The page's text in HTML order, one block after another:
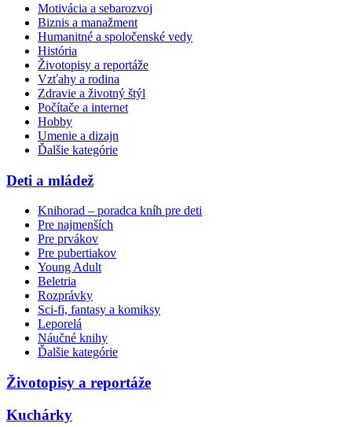
Motivácia a sebarozvoj
Biznis a manažment
Humanitné a spoločenské vedy
História
Životopisy a reportáže
Vzťahy a rodina
Zdravie a životný štýl
Počítače a internet
Hobby
Umenie a dizajn
Ďalšie kategórie
Deti a mládež
Knihorad – poradca kníh pre deti
Pre najmenších
Pre prvákov
Pre pubertiakov
Young Adult
Beletria
Rozprávky
Sci-fi, fantasy a komiksy
Leporelá
Náučné knihy
Ďalšie kategórie
Životopisy a reportáže
Kuchárky